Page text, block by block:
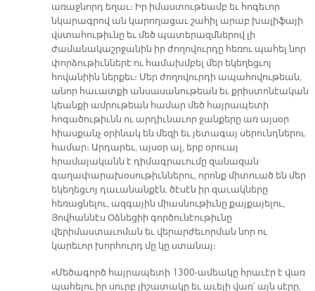
առաջնորդ եղաւ։ Իր իմաստութեամբ եւ հոգեւոր
նկարագրով ան կարողացաւ շահիլ արաբ խալիֆայի
վստահութիւնը եւ մեծ պատերազմներով լի
ժամանակաշրջանին իր ժողովուրդը հեռու պահել նոր
փորձութիւններէ ու համախմբել մեր եկեղեցւոյ
հովանիին ներքեւ։ Մեր ժողովուրդի ապահովութեան,
անոր հաւատքի անսասանութեան եւ քրիստոնէական
կեանքի ամրութեան համար մեծ հայրապետի
հոգածութիւնն ու արդիւնաւոր ջանքերը առ այսօր
հիասքանչ օրինակ են մեզի եւ յետագայ սերունդներու
համար։ Արդարեւ, այսօր ալ, երբ օրուայ
հրամայականն է դիմագրաւումը զանազան
գաղափարախօսութիւններու, որոնք միտուած են մեր
եկեղեցւոյ դաւանանքէն, ծէսէն իր զաւակները
հեռացնելու, ազգային միասնութիւնը քայքայելու,
Յովհաննէս Օձնեցիի գործունէութիւնը
վերիմաստաւոման եւ վերարժեւորման նոր ու
կարեւոր խորհուրդ մը կը ստանայ։
«Մեծագործ հայրապետի 1300-ամեակը հրաւէր է վառ
պահելու իր սուրբ յիշատակը եւ աւելի վառ՝ այն սէրը,